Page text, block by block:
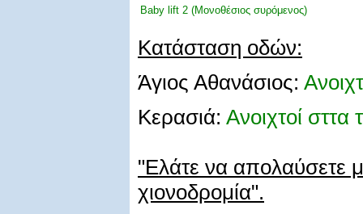
Baby lift 2 (Μονοθέσιος συρόμενος)
Κατάσταση οδών:
Άγιος Αθανάσιος:
Κερασιά: Ανοιχτοί σττα
"Ελάτε να απολαύσετε
χιονοδρομία".